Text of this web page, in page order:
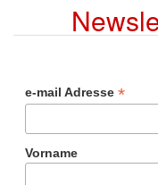
e-mail Adresse *
Vorname